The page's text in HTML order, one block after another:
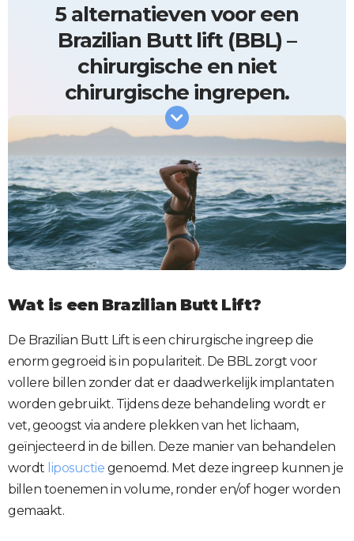
5 alternatieven voor een
Brazilian Butt lift (BBL) –
chirurgische en niet
chirurgische ingrepen.
Wat is een Brazilian Butt Lift?
De Brazilian Butt Lift is een chirurgische ingreep die
enorm gegroeid is in populariteit. De BBL zorgt voor
vollere billen zonder dat er daadwerkelijk implantaten
worden gebruikt. Tijdens deze behandeling wordt er
vet, geoogst via andere plekken van het lichaam,
geïnjecteerd in de billen. Deze manier van behandelen
wordt liposuctie genoemd. Met deze ingreep kunnen je
billen toenemen in volume, ronder en/of hoger worden
gemaakt.